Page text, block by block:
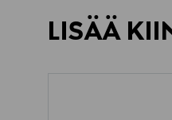
LISÄÄ